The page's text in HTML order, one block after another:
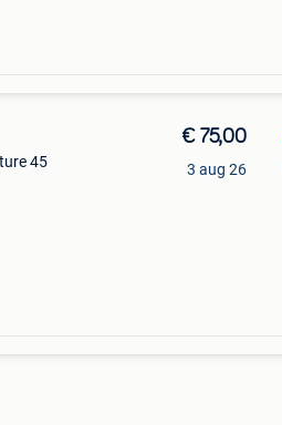
45
€ 75,00
3 aug 26